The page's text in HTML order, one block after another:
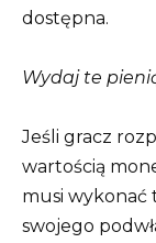
dostępna.
Wydaj te
Jeśli gracz
wartością
musi wykonać
swojego